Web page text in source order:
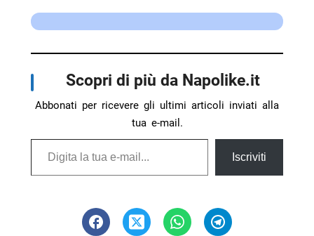
Scopri di più da Napolike.it
Abbonati per ricevere gli ultimi articoli inviati alla
tua e-mail.
Digita la tua e-mail...
Iscriviti